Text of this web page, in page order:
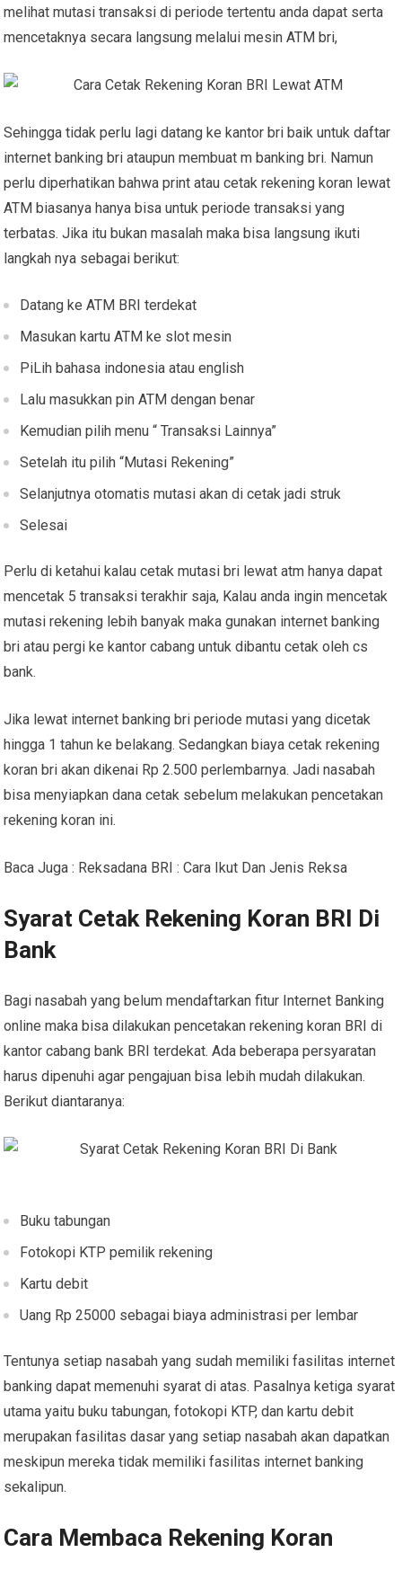
melihat mutasi transaksi di periode tertentu anda dapat serta
mencetaknya secara langsung melalui mesin ATM bri,
Sehingga tidak perlu lagi datang ke kantor bri baik untuk daftar
internet banking bri ataupun membuat m banking bri. Namun
perlu diperhatikan bahwa print atau cetak rekening koran lewat
ATM biasanya hanya bisa untuk periode transaksi yang
terbatas. Jika itu bukan masalah maka bisa langsung ikuti
langkah nya sebagai berikut:
Datang ke ATM BRI terdekat
Masukan kartu ATM ke slot mesin
PiLih bahasa indonesia atau english
Lalu masukkan pin ATM dengan benar
Kemudian pilih menu “ Transaksi Lainnya”
Setelah itu pilih “Mutasi Rekening”
Selanjutnya otomatis mutasi akan di cetak jadi struk
Selesai
Perlu di ketahui kalau cetak mutasi bri lewat atm hanya dapat
mencetak 5 transaksi terakhir saja, Kalau anda ingin mencetak
mutasi rekening lebih banyak maka gunakan internet banking
bri atau pergi ke kantor cabang untuk dibantu cetak oleh cs
bank.
Jika lewat internet banking bri periode mutasi yang dicetak
hingga 1 tahun ke belakang. Sedangkan biaya cetak rekening
koran bri akan dikenai Rp 2.500 perlembarnya.Jadi nasabah
bisa menyiapkan dana cetak sebelum melakukan pencetakan
rekening koran ini.
Baca Juga : Reksadana BRI : Cara Ikut Dan Jenis Reksa
Syarat Cetak Rekening Koran BRI Di
Bank
Bagi nasabah yang belum mendaftarkan fitur Internet Banking
online maka bisa dilakukan pencetakan rekening koran BRI di
kantor cabang bank BRI terdekat. Ada beberapa persyaratan
harus dipenuhi agar pengajuan bisa lebih mudah dilakukan.
Berikut diantaranya:
Buku tabungan
Fotokopi KTP pemilik rekening
Kartu debit
Uang Rp 25000 sebagai biaya administrasi per lembar
Tentunya setiap nasabah yang sudah memiliki fasilitas internet
banking dapat memenuhi syarat di atas. Pasalnya ketiga syarat
utama yaitu buku tabungan, fotokopi KTP, dan kartu debit
merupakan fasilitas dasar yang setiap nasabah akan dapatkan
meskipun mereka tidak memiliki fasilitas internet banking
sekalipun.
Cara Membaca Rekening Koran